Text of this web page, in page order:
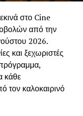
ο Δήμος Αγίας
δέχεται
δικές του
τον
άλλους
στο Cine
από την
2026.
και ξεχωριστές
κάθε
τον καλοκαιρινό